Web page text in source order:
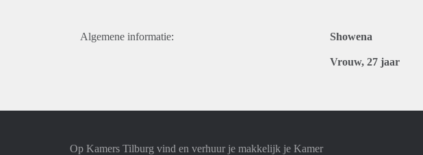
Algemene informatie: Showena
Vrouw, 27 jaar
Op Kamers Tilburg vind en verhuur je makkelijk je Kamer